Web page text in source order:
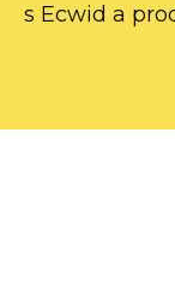
s Ecwid a